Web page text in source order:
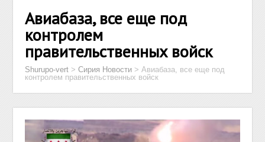
Авиабаза, все еще под
контролем
правительственных войск
Shurupo-vert >Сирия Новости >Авиабаза, все еще под
контролем правительственных войск